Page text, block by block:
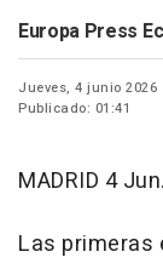
Europa Press
Jueves, 4 junio 2026
Publicado: 01:41
MADRID 4
Las primeras